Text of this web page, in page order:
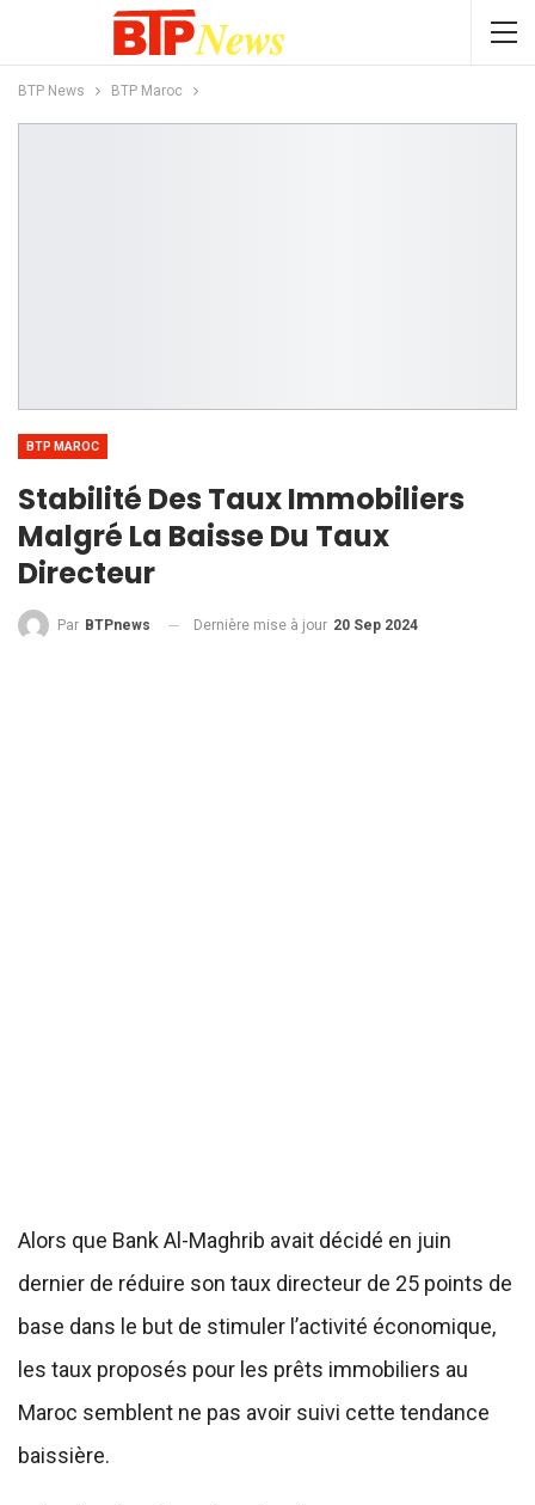
BTP News BTP Maroc
BTP MAROC
Stabilité Des Taux Immobiliers
Malgré La Baisse Du Taux
Directeur
Par BTPnews Dernière mise à jour 20 Sep 2024
Alors que Bank Al-Maghrib avait décidé en juin
dernier de réduire son taux directeur de 25 points de
base dans le but de stimuler l’activité économique,
les taux proposés pour les prêts immobiliers au
Maroc semblent ne pas avoir suivi cette tendance
baissière.